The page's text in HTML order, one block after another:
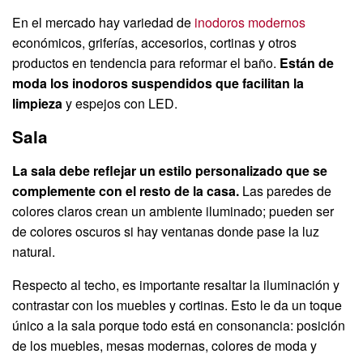
En el mercado hay variedad de inodoros modernos
económicos, griferías, accesorios, cortinas y otros
productos en tendencia para reformar el baño. Están de
moda los inodoros suspendidos que facilitan la
limpiezay espejos con LED.
Sala
La sala debe reflejar un estilo personalizado que se
complemente con el resto de la casa. Las paredes de
colores claros crean un ambiente iluminado; pueden ser
de colores oscuros si hay ventanas donde pase la luz
natural.
Respecto al techo, es importante resaltar la iluminación y
contrastar con los muebles y cortinas. Esto le da un toque
único a la sala porque todo está en consonancia: posición
de los muebles, mesas modernas, colores de moda y